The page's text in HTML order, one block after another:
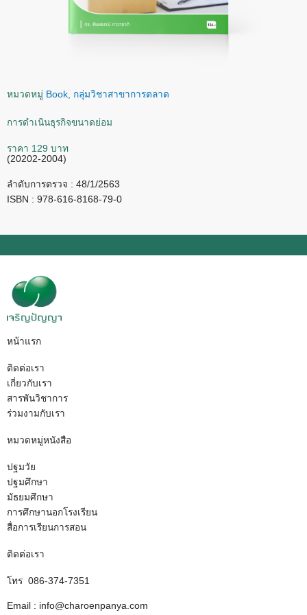
หมวดหมู่ Book, กลุ่มวิชาสาขาการตลาด
การดำเนินธุรกิจขนาดย่อม
ราคา 129 บาท
(20202-2004)
ลำดับการตรวจ : 48/1/2563
ISBN : 978-616-8168-79-0
หน้าแรก
ติดต่อเรา
เกี่ยวกับเรา
สารพันวิชาการ
ร่วมงามกับเรา
หมวดหมู่หนังสือ
ปฐมวัย
ปฐมศึกษา
มัธยมศึกษา
การศึกษานอกโรงเรียน
สื่อการเรียนการสอน
ติดต่อเรา
โทร 086-374-7351
Email : info@charoenpanya.com